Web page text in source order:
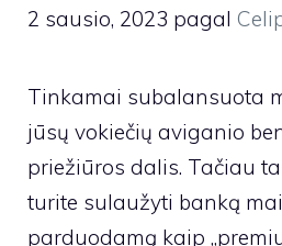
2 sausio, 2023 pagal
Tinkamai subalansuota
jūsų vokiečių aviganio
priežiūros dalis. Tačiau
turite sulaužyti banką
parduodamą kaip